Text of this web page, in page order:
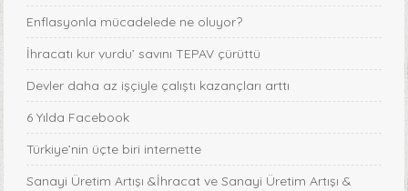
Enflasyonla mücadelede ne oluyor?
İhracatı kur vurdu’ savını TEPAV çürüttü
Devler daha az işçiyle çalıştı kazançları arttı
6 Yılda Facebook
Türkiye’nin üçte biri internette
Sanayi Üretim Artışı &İhracat ve Sanayi Üretim Artışı &